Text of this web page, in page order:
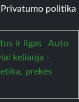
Privatumo politika
ir ligas
Auto
keliauja -
prekės